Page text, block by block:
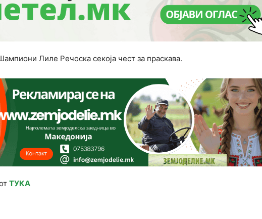
Лиле Речоска секоја чест за праскава.
ТУКА